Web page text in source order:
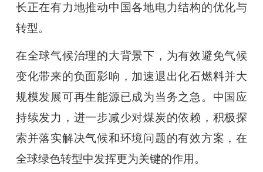
长正在有力地推动中国各地电力结构的优化与
转型。
在全球气候治理的大背景下，为有效避免气候
变化带来的负面影响，加速退出化石燃料并大
规模发展可再生能源已成为当务之急。中国应
持续发力，进一步减少对煤炭的依赖，积极探
索并落实解决气候和环境问题的有效方案，在
全球绿色转型中发挥更为关键的作用。